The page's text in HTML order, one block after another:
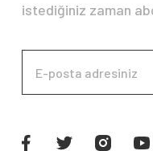
istediğiniz zaman